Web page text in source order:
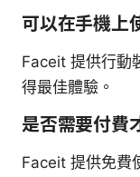
可以在手機上
Faceit 提供行動
得最佳體驗。
是否需要付費
Faceit 提供免費